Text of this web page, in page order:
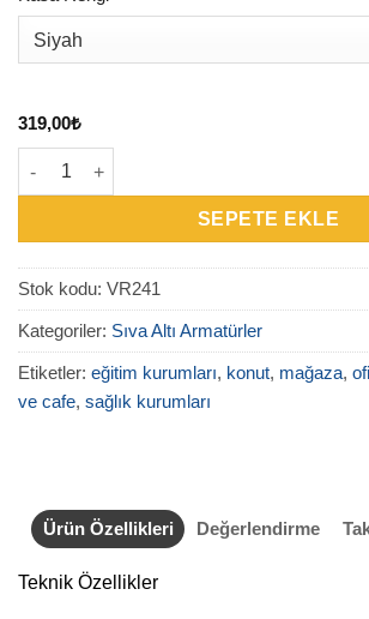
319,00₺
VR241 Hareketli Sıva Altı Led Armatür adet
SEPETE EKLE
Stok kodu: VR241
Kategoriler: Sıva Altı Armatürler
Etiketler: eğitim kurumları, konut, mağaza,
ve cafe, sağlık kurumları
Ürün Özellikleri Değerlendirme
Teknik Özellikler